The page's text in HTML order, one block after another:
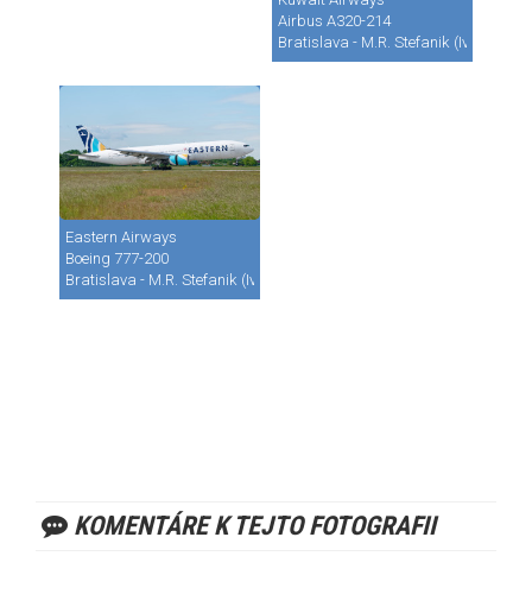
Airbus A320-214
Bratislava - M.R. Stefanik (Ivanka)
Eastern Airways
Boeing 777-200
Bratislava - M.R. Stefanik (Ivanka) (BTS / LZIB)
KOMENTÁRE K TEJTO FOTOGRAFII